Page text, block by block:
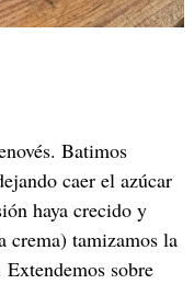
Batimos
caer el azúcar
haya crecido y
crema) tamizamos la
sobre